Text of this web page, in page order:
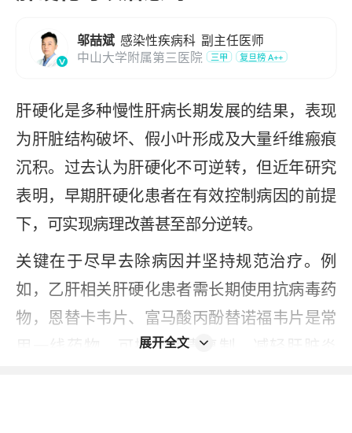
邬喆斌 感染性疾病科 副主任医师
中山大学附属第三医院
三甲 复旦榜A++
肝硬化是多种慢性肝病长期发展的结果，表现
为肝脏结构破坏、假小叶形成及大量纤维瘢痕
沉积。过去认为肝硬化不可逆转，但近年研究
表明，早期肝硬化患者在有效控制病因的前提
下，可实现病理改善甚至部分逆转。
关键在于尽早去除病因并坚持规范治疗。例
如，乙肝相关肝硬化患者需长期使用抗病毒药
物，恩替卡韦片、富马酸丙酚替诺福韦片是常
用一线药物，可抑制病毒复制、减轻肝脏炎
展开全文